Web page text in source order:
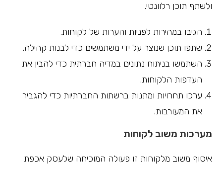
ולשתף תוכן רלוונטי.
הגיבו במהירות לפניות והערות של לקוחות.
שתפו תוכן שנוצר על ידי משתמשים כדי לבנות קהילה.
השתמשו בניתוח נתונים במדיה חברתית כדי להבין את
העדפות הלקוחות.
ערכו תחרויות ומתנות ברשתות החברתיות כדי להגביר
את המעורבות.
מערכות משוב לקוחות
איסוף משוב מלקוחות זו פעולה המוכיחה שלעסק אכפת